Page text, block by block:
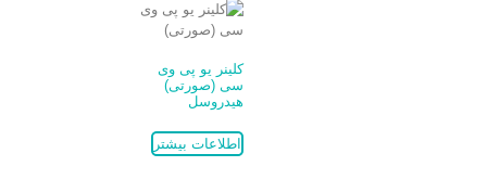
کلینر یو پی وی
سی (صورتی)
هیدروسل
اطلاعات بیشتر